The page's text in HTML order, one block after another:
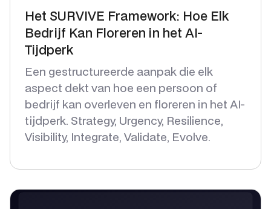
Het SURVIVE Framework: Hoe Elk
Bedrijf Kan Floreren in het AI-
Tijdperk
Een gestructureerde aanpak die elk
aspect dekt van hoe een persoon of
bedrijf kan overleven en floreren in het AI-
tijdperk. Strategy, Urgency, Resilience,
Visibility, Integrate, Validate, Evolve.